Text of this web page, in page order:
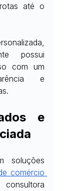
até o
possui
com um
e
e
soluções
comércio